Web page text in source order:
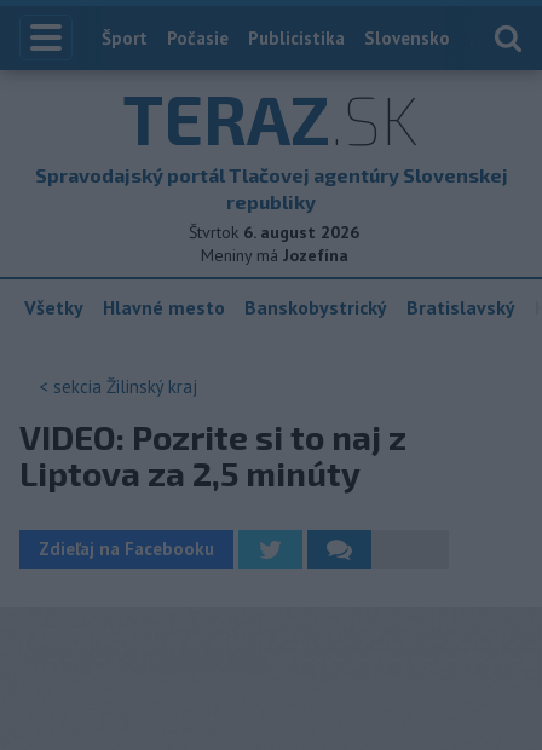
Index
Šport Počasie Publicistika Slovensko
TERAZ.SK
Spravodajský portál Tlačovej agentúry Slovenskej
republiky
Štvrtok 6. august 2026
Meniny má Jozefína
Všetky Hlavné mesto Banskobystrický Bratislavský
< sekcia Žilinský kraj
VIDEO: Pozrite si to naj z
Liptova za 2,5 minúty
Zdieľaj na Facebooku